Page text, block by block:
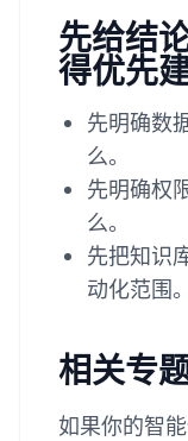
先给结
得优先
先明确数
么。
先明确权
么。
先把知识
动化范围。
相关专
如果你的智